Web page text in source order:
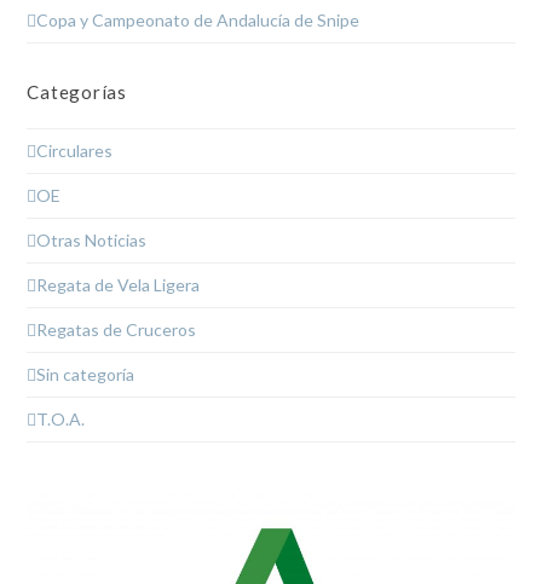
Copa y Campeonato de Andalucía de Snipe
Categorías
Circulares
OE
Otras Noticias
Regata de Vela Ligera
Regatas de Cruceros
Sin categoría
T.O.A.